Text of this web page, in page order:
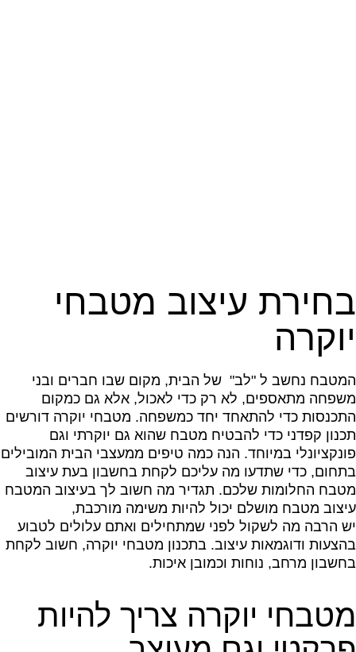
בחירת עיצוב מטבחי
יוקרה
המטבח נחשב ל "לב" של הבית, מקום שבו חברים ובני
משפחה מתאספים, לא רק כדי לאכול, אלא גם כמקום
התכנסות כדי להתאחד יחד כמשפחה. מטבחי יוקרה דורשים
תכנון קפדני כדי להבטיח מטבח שהוא גם יוקרתי וגם
פונקציונלי במיוחד. הנה כמה טיפים ממעצבי הבית המובילים
בתחום, כדי שתדעו מה עליכם לקחת בחשבון בעת ​​עיצוב
מטבח החלומות שלכם. תגדיר מה חשוב לך בעיצוב המטבח
עיצוב מטבח מושלם יכול להיות משימה מורכבת,
יש הרבה מה לשקול לפני שמתחילים ואתם עלולים לטבוע
בהצעות ודוגמאות עיצוב. בתכנון מטבחי יוקרה, חשוב לקחת
בחשבון מרחב, נוחות וכמובן איכות.
מטבחי יוקרה צריך להיות